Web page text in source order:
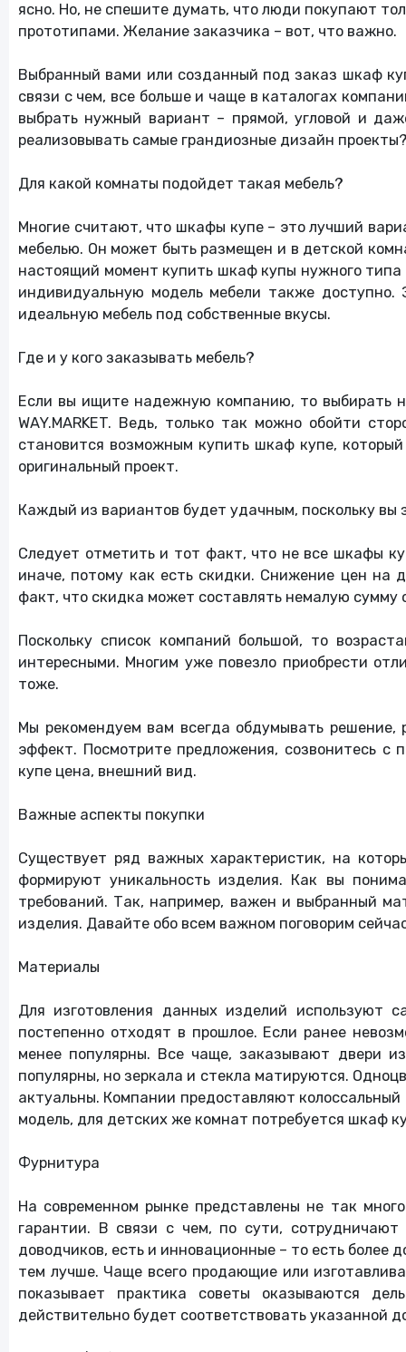
Красота и здоровье
ясно. Но, не спешите думать, что люди покупают
прототипами. Желание заказчика – вот, что важно.
Выбранный вами или созданный под заказ шкаф
связи с чем, все больше и чаще в каталогах
выбрать нужный вариант – прямой, угловой и
реализовывать самые грандиозные дизайн
Для какой комнаты подойдет такая мебель?
Многие считают, что шкафы купе – это лучший
мебелью. Он может быть размещен и в детской
настоящий момент купить шкаф купы нужного типа
индивидуальную модель мебели также
идеальную мебель под собственные вкусы.
Где и у кого заказывать мебель?
Если вы ищите надежную компанию, то выбирать
WAY.MARKET. Ведь, только так можно обойти
становится возможным купить шкаф купе,
оригинальный проект.
Каждый из вариантов будет удачным, поскольку вы
Следует отметить и тот факт, что не все шкафы
иначе, потому как есть скидки. Снижение цен на
факт, что скидка может составлять немалую сумму
Поскольку список компаний большой, то
интересными. Многим уже повезло приобрести
тоже.
Мы рекомендуем вам всегда обдумывать
эффект. Посмотрите предложения, созвонитесь
купе цена, внешний вид.
Важные аспекты покупки
Существует ряд важных характеристик, на
формируют уникальность изделия. Как вы
требований. Так, например, важен и выбранный
изделия. Давайте обо всем важном поговорим
Материалы
Для изготовления данных изделий используют
постепенно отходят в прошлое. Если ранее
менее популярны. Все чаще, заказывают двери
популярны, но зеркала и стекла матируются.
актуальны. Компании предоставляют
модель, для детских же комнат потребуется шкаф
Фурнитура
На современном рынке представлены не так
гарантии. В связи с чем, по сути,
доводчиков, есть и инновационные – то есть
тем лучше. Чаще всего продающие или
показывает практика советы оказываются
действительно будет соответствовать указанной